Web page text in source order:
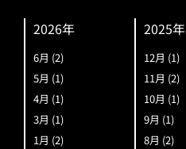
2026年
6月 (2)
5月 (1)
4月 (1)
3月 (1)
1月 (2)
2025年
12月 (1)
11月 (2)
10月 (1)
9月 (1)
8月 (2)